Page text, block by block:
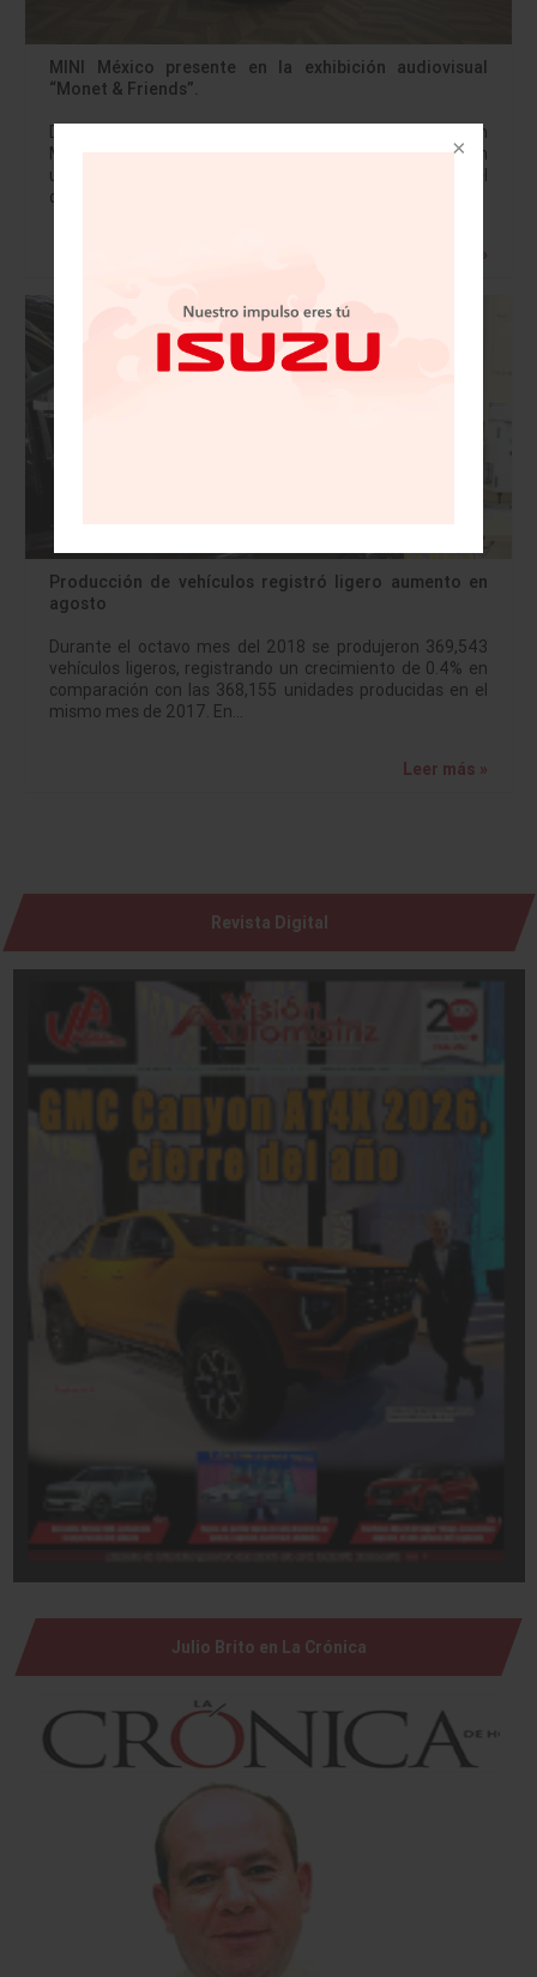
MINI México presente en la exhibición audiovisual
“Monet & Friends”.
Dentro de la exhibición interactiva se puede conocer un
MINI Clubman intervenido que asemeja estar inmerso en
un cuadro impresionista. MINI no solo se ha centrado en el
desarrollo de…
Leer más »
Producción de vehículos registró ligero aumento en
agosto
Durante el octavo mes del 2018 se produjeron 369,543
vehículos ligeros, registrando un crecimiento de 0.4% en
comparación con las 368,155 unidades producidas en el
mismo mes de 2017. En…
Leer más »
Revista Digital
Julio Brito en La Crónica